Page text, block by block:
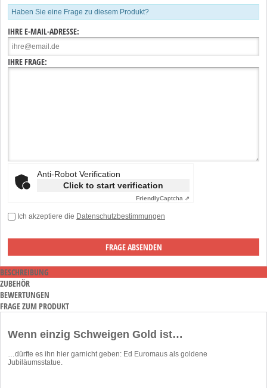
Haben Sie eine Frage zu diesem Produkt?
IHRE E-MAIL-ADRESSE:
IHRE FRAGE:
Anti-Robot Verification
Click to start verification
FriendlyCaptcha ⇗
Ich akzeptiere die Datenschutzbestimmungen
BESCHREIBUNG
ZUBEHÖR
BEWERTUNGEN
FRAGE ZUM PRODUKT
Wenn einzig Schweigen Gold ist…
…dürfte es ihn hier garnicht geben: Ed Euromaus als goldene
Jubiläumsstatue.